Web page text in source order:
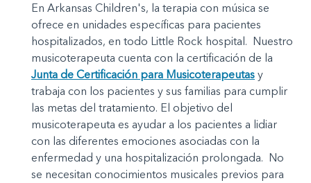
En Arkansas Children's, la terapia con música se
ofrece en unidades específicas para pacientes
hospitalizados, en todo Little Rock hospital. Nuestro
musicoterapeuta cuenta con la certificación de la
Junta de Certificación para Musicoterapeutas y
trabaja con los pacientes y sus familias para cumplir
las metas del tratamiento. El objetivo del
musicoterapeuta es ayudar a los pacientes a lidiar
con las diferentes emociones asociadas con la
enfermedad y una hospitalización prolongada. No
se necesitan conocimientos musicales previos para